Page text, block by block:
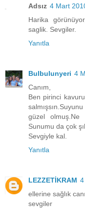
Adsız 4 Mart
Harika
saglik. Sevgiler.
Yanıtla
Bulbulunyeri 4
Canım,
Ben pirinci
güzel olmuş.Ne
Sunumu da çok
Sevgiyle kal.
Yanıtla
LEZZETİKRAM
ellerine sağlık
sevgiler